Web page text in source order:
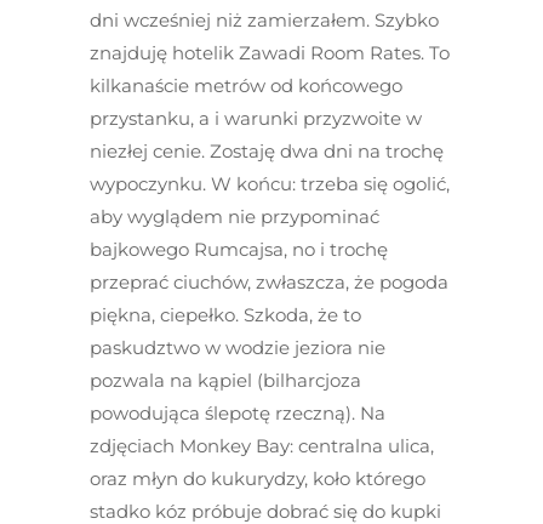
dni wcześniej niż zamierzałem. Szybko
znajduję hotelik Zawadi Room Rates. To
kilkanaście metrów od końcowego
przystanku, a i warunki przyzwoite w
niezłej cenie. Zostaję dwa dni na trochę
wypoczynku. W końcu: trzeba się ogolić,
aby wyglądem nie przypominać
bajkowego Rumcajsa, no i trochę
przeprać ciuchów, zwłaszcza, że pogoda
piękna, ciepełko. Szkoda, że to
paskudztwo w wodzie jeziora nie
pozwala na kąpiel (bilharcjoza
powodująca ślepotę rzeczną). Na
zdjęciach Monkey Bay: centralna ulica,
oraz młyn do kukurydzy, koło którego
stadko kóz próbuje dobrać się do kupki